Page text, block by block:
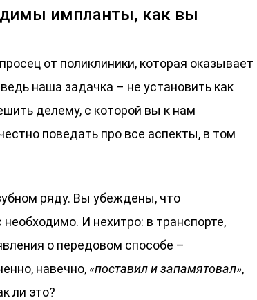
импланты, как вы
от поликлиники, которая оказывает
наша задачка – не установить как
делему, с которой вы к нам
поведать про все аспекты, в том
ряду. Вы убеждены, что
И нехитро: в транспорте,
о передовом способе –
навечно,«поставил и запамятовал»,
ли это?